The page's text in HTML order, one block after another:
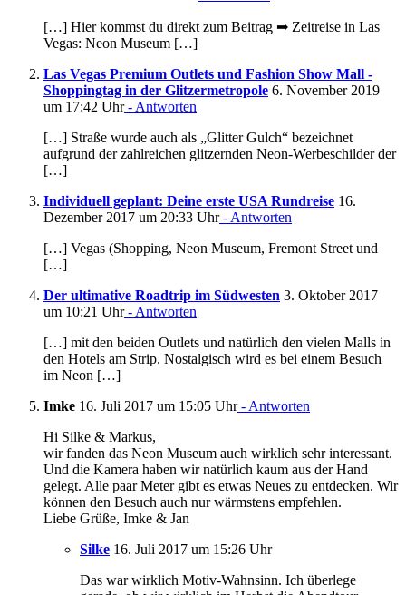
[…] Hier kommst du direkt zum Beitrag ➡ Zeitreise in Las
Vegas: Neon Museum […]
Las Vegas Premium Outlets und Fashion Show Mall -
Shoppingtag in der Glitzermetropole 6. November 2019
um 17:42 Uhr- Antworten
[…] Straße wurde auch als „Glitter Gulch“ bezeichnet
aufgrund der zahlreichen glitzernden Neon-Werbeschilder der
[…]
Individuell geplant: Deine erste USA Rundreise 16.
Dezember 2017 um 20:33 Uhr- Antworten
[…] Vegas (Shopping, Neon Museum, Fremont Street und
[…]
Der ultimative Roadtrip im Südwesten 3. Oktober 2017
um 10:21 Uhr- Antworten
[…] mit den beiden Outlets und natürlich den vielen Malls in
den Hotels am Strip. Nostalgisch wird es bei einem Besuch
im Neon […]
Imke 16. Juli 2017 um 15:05 Uhr- Antworten
Hi Silke & Markus,
wir fanden das Neon Museum auch wirklich sehr interessant.
Und die Kamera haben wir natürlich kaum aus der Hand
gelegt. Alle paar Meter gibt es etwas Neues zu entdecken. Wir
können den Besuch auch nur wärmstens empfehlen.
Liebe Grüße, Imke & Jan
Silke 16. Juli 2017 um 15:26 Uhr
Das war wirklich Motiv-Wahnsinn. Ich überlege